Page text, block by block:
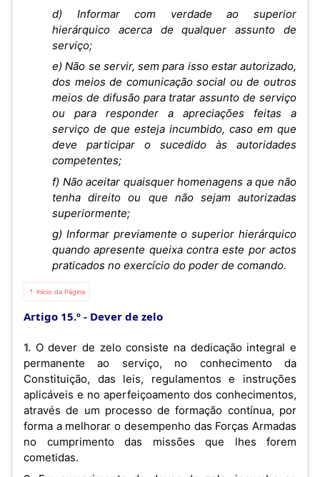
d) Informar com verdade ao superior
hierárquico acerca de qualquer assunto de
serviço;
e) Não se servir, sem para isso estar autorizado,
dos meios de comunicação social ou de outros
meios de difusão para tratar assunto de serviço
ou para responder a apreciações feitas a
serviço de que esteja incumbido, caso em que
deve participar o sucedido às autoridades
competentes;
f) Não aceitar quaisquer homenagens a que não
tenha direito ou que não sejam autorizadas
superiormente;
g) Informar previamente o superior hierárquico
quando apresente queixa contra este por actos
praticados no exercício do poder de comando.
⇡ Início da Página
Artigo 15.º Dever de zelo
1. O dever de zelo consiste na dedicação integral e
permanente ao serviço, no conhecimento da
Constituição, das leis, regulamentos e instruções
aplicáveis e no aperfeiçoamento dos conhecimentos,
através de um processo de formação contínua, por
forma a melhorar o desempenho das Forças Armadas
no cumprimento das missões que lhes forem
cometidas.